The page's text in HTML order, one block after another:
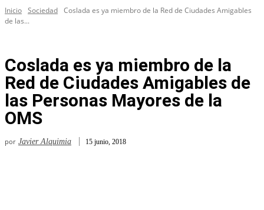
Inicio Sociedad Coslada es ya miembro de la Red de Ciudades Amigables
de las...
Coslada es ya miembro de la
Red de Ciudades Amigables de
las Personas Mayores de la
OMS
por Javier Alquimia 15 junio, 2018